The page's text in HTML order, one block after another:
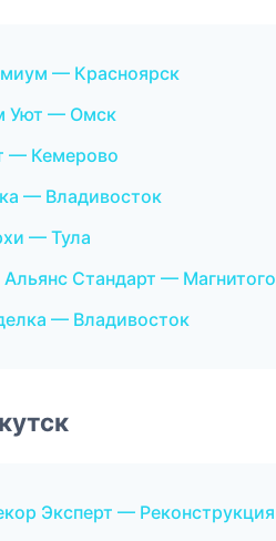
— Красноярск
Уют — Омск
— Кемерово
— Владивосток
— Тула
Стандарт —
— Владивосток
Эксперт —